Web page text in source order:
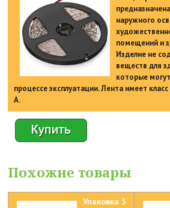
наружного
помещений и
Изделие не
веществ для
которые
процессе эксплуатации. Лента имеет
А.
Похожие товары
Упаковка 5